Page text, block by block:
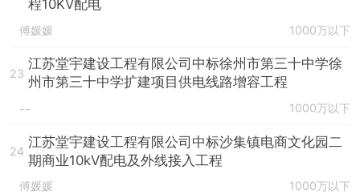
程10KV配电
傅媛媛 1000万以下
23
江苏堂宇建设工程有限公司中标徐州市第三十中学徐
州市第三十中学扩建项目供电线路增容工程
-- 1000万以下
24
江苏堂宇建设工程有限公司中标沙集镇电商文化园二
期商业10kV配电及外线接入工程
傅媛媛 1000万以下